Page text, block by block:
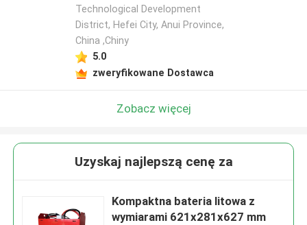
Technological Development
District, Hefei City, Anui Province,
China ,Chiny
5.0
zweryfikowane Dostawca
Zobacz więcej
Uzyskaj najlepszą cenę za
Kompaktna bateria litowa z
wymiarami 621x281x627 mm